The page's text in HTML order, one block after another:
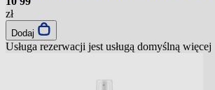
zł
Dodaj
Usługa rezerwacji jest usługą domyślną więcej